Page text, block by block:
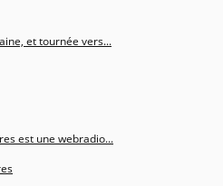
et tournée vers...
est une webradio...